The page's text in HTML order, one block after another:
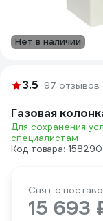
Нет в наличии
3.5 97 отзывов
Газовая
Для сохранения
специалистам
Код товара:
Снят с
15 693